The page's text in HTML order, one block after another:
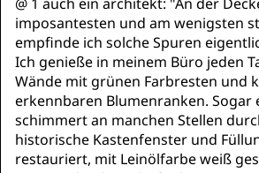
imposantesten und am wenigsten
empfinde ich solche Spuren
Ich genieße in meinem Büro jeden
Wände mit grünen Farbresten und
erkennbaren Blumenranken. Sogar
schimmert an manchen Stellen
historische Kastenfenster und
restauriert, mit Leinölfarbe weiß